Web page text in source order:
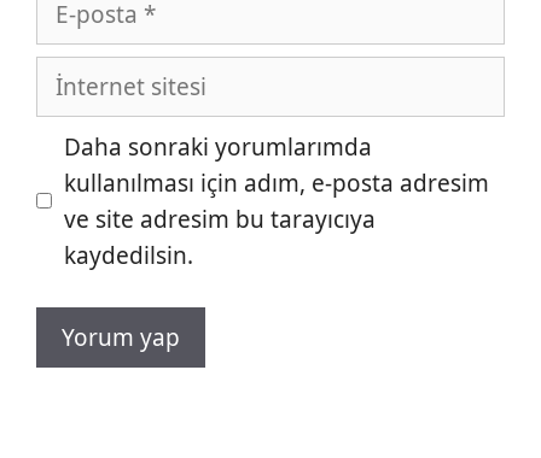
posta
İnternet
sitesi
Daha sonraki yorumlarımda
kullanılması için adım, e-posta adresim
ve site adresim bu tarayıcıya
kaydedilsin.